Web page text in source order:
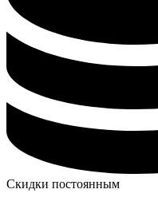
Скидки постоянным